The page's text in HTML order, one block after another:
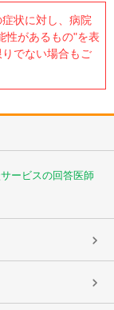
状に対し、病院
性があるもの"を表
でない場合もご
ービスの回答医師